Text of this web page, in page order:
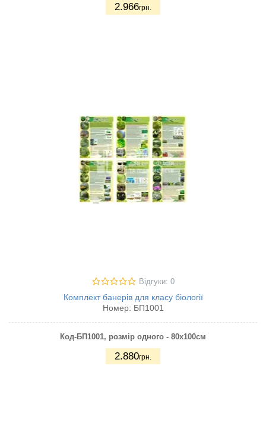
2.966грн.
Відгуки: 0
Комплект банерів для класу біології
Номер: БП1001
Код-БП1001, розмір одного - 80х100см
2.880грн.